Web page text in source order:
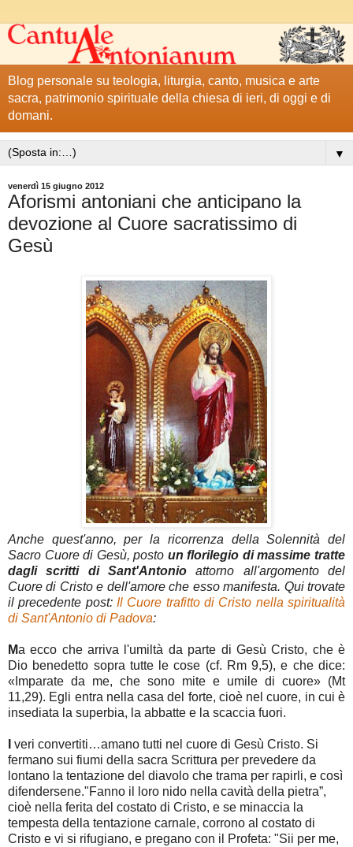
Blog personale su teologia, liturgia, canto, musica e arte
sacra, patrimonio spirituale della chiesa di ieri, di oggi e di
domani.
▼
venerdì 15 giugno 2012
Aforismi antoniani che anticipano la
devozione al Cuore sacratissimo di
Gesù
Anche quest'anno, per la ricorrenza della Solennità del
Sacro Cuore di Gesù, posto un florilegio di massime tratte
dagli scritti di Sant'Antonioattorno all'argomento del
Cuore di Cristo e dell'amore che esso manifesta. Qui trovate
il precedente post: Il Cuore trafitto di Cristo nella spiritualità
di Sant'Antonio di Padova:
Ma ecco che arriva l'umiltà da parte di Gesù Cristo, che è
Dio benedetto sopra tutte le cose (cf. Rm 9,5), e che dice:
«Imparate da me, che sono mite e umile di cuore» (Mt
11,29). Egli entra nella casa del forte, cioè nel cuore, in cui è
insediata la superbia, la abbatte e la scaccia fuori.
veri convertiti…amano tutti nel cuore di Gesù Cristo. Si
fermano sui fiumi della sacra Scrittura per prevedere da
lontano la tentazione del diavolo che trama per rapirli, e così
difendersene."Fanno il loro nido nella cavità della pietra”,
cioè nella ferita del costato di Cristo, e se minaccia la
tempesta della tentazione carnale, corrono al costato di
Cristo e vi si rifugiano, e pregano con il Profeta: "Sii per me,